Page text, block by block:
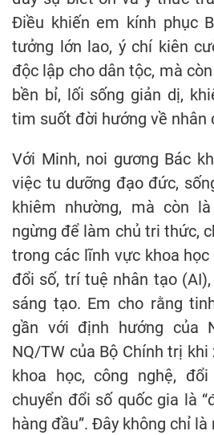
Điều khiến em kính phục
tưởng lớn lao, ý chí kiên
độc lập cho dân tộc, mà
bền bỉ, lối sống giản dị,
tim suốt đời hướng về nhân
Với Minh, noi gương Bác
việc tu dưỡng đạo đức,
khiêm nhường, mà còn
ngừng để làm chủ tri thức,
trong các lĩnh vực khoa học
đổi số, trí tuệ nhân tạo
sáng tạo. Em cho rằng
gần với định hướng của
NQ/TW của Bộ Chính trị
khoa học, công nghệ,
chuyển đổi số quốc gia là
hàng đầu”. Đây không chỉ